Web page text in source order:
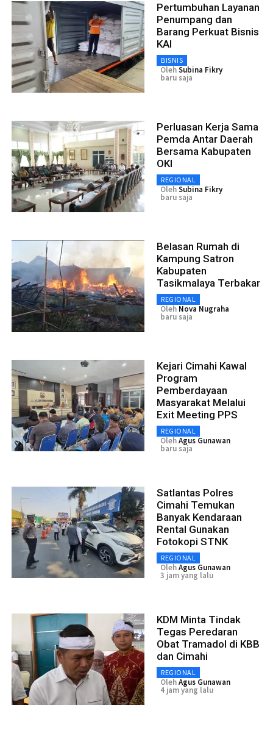
Pertumbuhan Layanan
Penumpang dan
Barang Perkuat Bisnis
KAI
BISNIS
OlehSubina Fikry
baru saja
Perluasan Kerja Sama
Pemda Antar Daerah
Bersama Kabupaten
OKI
REGIONAL
OlehSubina Fikry
baru saja
Belasan Rumah di
Kampung Satron
Kabupaten
Tasikmalaya Terbakar
REGIONAL
Oleh Nova Nugraha
baru saja
Kejari Cimahi Kawal
Program
Pemberdayaan
Masyarakat Melalui
Exit Meeting PPS
REGIONAL
OlehAgus Gunawan
baru saja
Satlantas Polres
Cimahi Temukan
Banyak Kendaraan
Rental Gunakan
Fotokopi STNK
REGIONAL
OlehAgus Gunawan
3 jam yang lalu
KDM Minta Tindak
Tegas Peredaran
Obat Tramadol di KBB
dan Cimahi
REGIONAL
OlehAgus Gunawan
4 jam yang lalu